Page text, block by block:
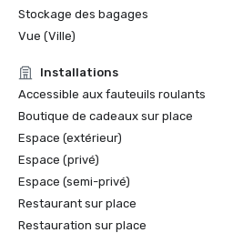
Stockage des bagages
Vue (Ville)
Installations
Accessible aux fauteuils roulants
Boutique de cadeaux sur place
Espace (extérieur)
Espace (privé)
Espace (semi-privé)
Restaurant sur place
Restauration sur place